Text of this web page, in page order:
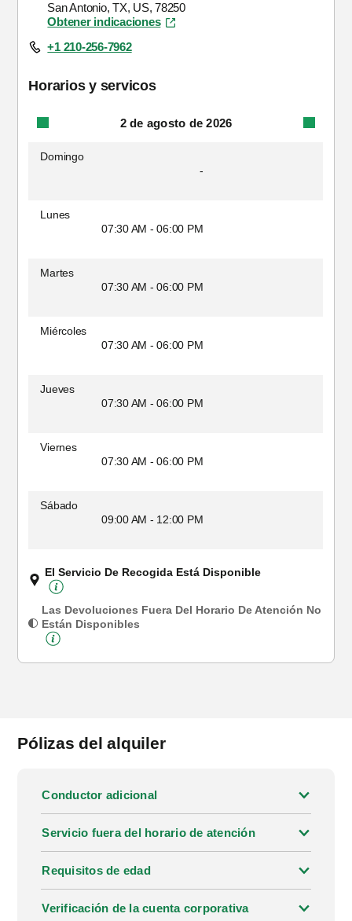
San Antonio, TX, US, 78250
Obtener indicaciones
+1 210-256-7962
Horarios y servicos
2 de agosto de 2026
Domingo
-
Lunes
07:30 AM - 06:00 PM
Martes
07:30 AM - 06:00 PM
Miércoles
07:30 AM - 06:00 PM
Jueves
07:30 AM - 06:00 PM
Viernes
07:30 AM - 06:00 PM
Sábado
09:00 AM - 12:00 PM
El Servicio De Recogida Está Disponible
Las Devoluciones Fuera Del Horario De Atención No
Están Disponibles
Pólizas del alquiler
Conductor adicional
Servicio fuera del horario de atención
Requisitos de edad
Verificación de la cuenta corporativa